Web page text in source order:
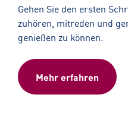
Gehen Sie den ersten
zuhören, mitreden und
genießen zu können.
Mehr erfahren